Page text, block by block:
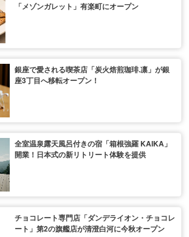
「メゾンガレット」有楽町にオープン
銀座で愛される喫茶店「炭火焙煎珈琲.凛」が銀
座3丁目へ移転オープン！
全室温泉露天風呂付きの宿「箱根強羅 KAIKA」
開業！日本式の新リトリート体験を提供
チョコレート専門店「ダンデライオン・チョコレ
ート」第2の旗艦店が清澄白河に今秋オープン